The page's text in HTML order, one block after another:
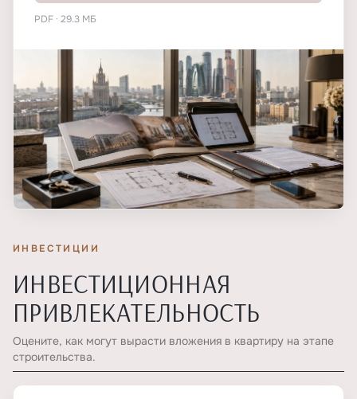
PDF · 29.3 МБ
ИНВЕСТИЦИИ
ИНВЕСТИЦИОННАЯ
ПРИВЛЕКАТЕЛЬНОСТЬ
Оцените, как могут вырасти вложения в квартиру на этапе
строительства.